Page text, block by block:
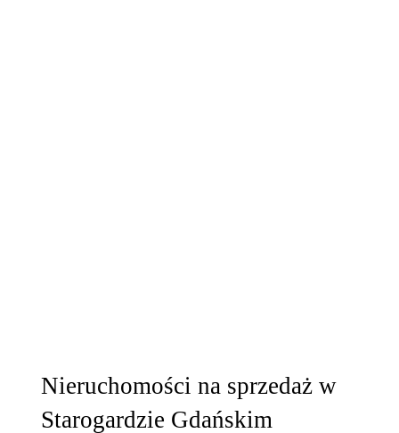
Nieruchomości na sprzedaż w
Starogardzie Gdańskim